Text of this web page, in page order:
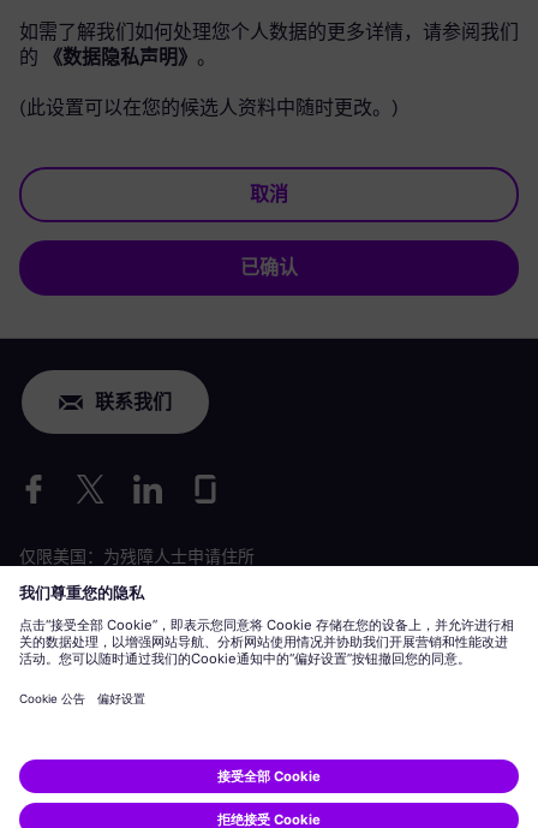
如需了解我们如何处理您个人数据的更多详情，请参阅我们
的
《数据隐私声明》 。
(此设置可以在您的候选人资料中随时更改。)
取消
已确认
联系我们
仅限美国：为残障人士申请住所
劳工情况申请
Siemens Energy 是由 Siemens AG 授权的商标。